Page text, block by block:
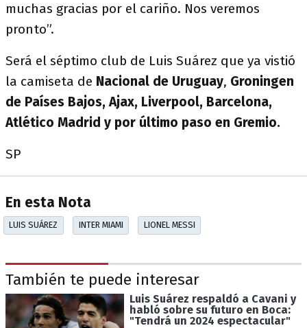
muchas gracias por el cariño. Nos veremos
pronto”.
Será el séptimo club de Luis Suárez que ya vistió
la camiseta de Nacional de Uruguay, Groningen
de Países Bajos, Ajax, Liverpool, Barcelona,
Atlético Madrid y por último paso en Gremio.
SP
En esta Nota
LUIS SUÁREZ INTER MIAMI LIONEL MESSI
También te puede interesar
Luis Suárez respaldó a Cavani y
habló sobre su futuro en Boca:
"Tendrá un 2024 espectacular"